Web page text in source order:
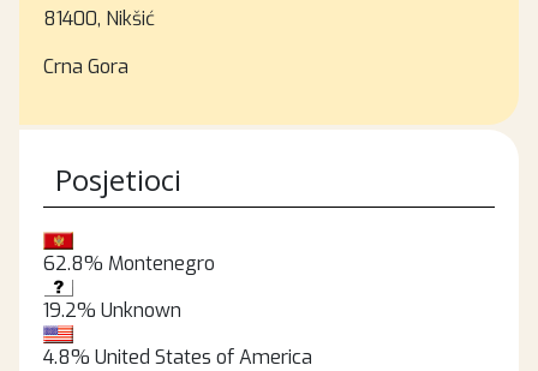
81400, Nikšić
Crna Gora
Posjetioci
62.8% Montenegro
19.2% Unknown
4.8% United States of America